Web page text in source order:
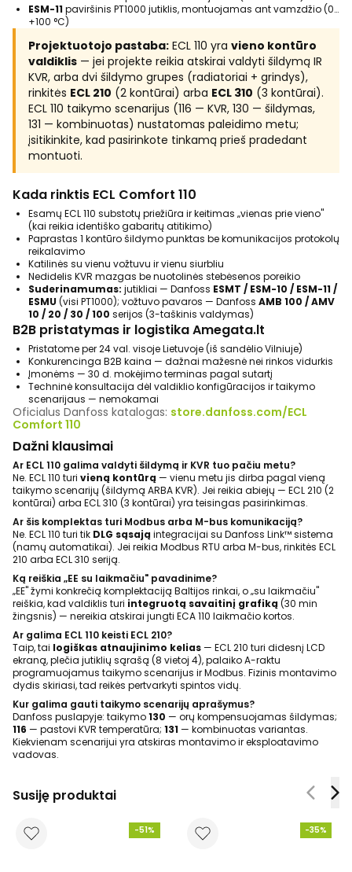
ESM-11 paviršinis PT1000 jutiklis, montuojamas ant vamzdžio (0…
+100 °C)
Projektuotojo pastaba: ECL 110 yra vieno kontūro
valdiklis — jei projekte reikia atskirai valdyti šildymą IR
KVR, arba dvi šildymo grupes (radiatoriai + grindys),
rinkitės ECL 210 (2 kontūrai) arba ECL 310 (3 kontūrai).
ECL 110 taikymo scenarijus (116 — KVR, 130 — šildymas,
131 — kombinuotas) nustatomas paleidimo metu;
įsitikinkite, kad pasirinkote tinkamą prieš pradedant
montuoti.
Kada rinktis ECL Comfort 110
Esamų ECL 110 substotų priežiūra ir keitimas „vienas prie vieno"
(kai reikia identiško gabaritų atitikimo)
Paprastas 1 kontūro šildymo punktas be komunikacijos protokolų
reikalavimo
Katilinės su vienu vožtuvu ir vienu siurbliu
Nedidelis KVR mazgas be nuotolinės stebėsenos poreikio
Suderinamumas: jutikliai — Danfoss ESMT / ESM-10 / ESM-11 /
ESMU (visi PT1000); vožtuvo pavaros — Danfoss AMB 100 / AMV
10 / 20 / 30 / 100 serijos (3-taškinis valdymas)
B2B pristatymas ir logistika Amegata.lt
Pristatome per 24 val. visoje Lietuvoje (iš sandėlio Vilniuje)
Konkurencinga B2B kaina — dažnai mažesnė nei rinkos vidurkis
Įmonėms — 30 d. mokėjimo terminas pagal sutartį
Techninė konsultacija dėl valdiklio konfigūracijos ir taikymo
scenarijaus — nemokamai
Oficialus Danfoss katalogas: store.danfoss.com/ECL
Comfort 110
Dažni klausimai
Ar ECL 110 galima valdyti šildymą ir KVR tuo pačiu metu?
Ne. ECL 110 turi vieną kontūrą — vienu metu jis dirba pagal vieną
taikymo scenarijų (šildymą ARBA KVR). Jei reikia abiejų — ECL 210 (2
kontūrai) arba ECL 310 (3 kontūrai) yra teisingas pasirinkimas.
Ar šis komplektas turi Modbus arba M-bus komunikaciją?
Ne. ECL 110 turi tik DLG sąsają integracijai su Danfoss Link™ sistema
(namų automatikai). Jei reikia Modbus RTU arba M-bus, rinkitės ECL
210 arba ECL 310 seriją.
Ką reiškia „EE su laikmačiu" pavadinime?
„EE" žymi konkrečią komplektaciją Baltijos rinkai, o „su laikmačiu"
reiškia, kad valdiklis turi integruotą savaitinį grafiką (30 min
žingsnis) — nereikia atskirai jungti ECA 110 laikmačio kortos.
Ar galima ECL 110 keisti ECL 210?
Taip, tai logiškas atnaujinimo kelias — ECL 210 turi didesnį LCD
ekraną, plečia jutiklių sąrašą (8 vietoj 4), palaiko A-raktu
programuojamus taikymo scenarijus ir Modbus. Fizinis montavimo
dydis skiriasi, tad reikės pertvarkyti spintos vidų.
Kur galima gauti taikymo scenarijų aprašymus?
Danfoss puslapyje: taikymo130 — orų kompensuojamas šildymas;
116 — pastovi KVR temperatūra; 131 — kombinuotas variantas.
Kiekvienam scenarijui yra atskiras montavimo ir eksploatavimo
vadovas.
Susiję produktai
-51% -35%